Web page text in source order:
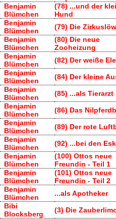
Benjamin
Blümchen
(78) ...und der
Hund
Benjamin
Blümchen
(79) Die
Benjamin
Blümchen
(80) Die neue
Zooheizung
Benjamin
Blümchen
(82) Der weiße
Benjamin
Blümchen
(84) Der kleine
Benjamin
Blümchen
(85) ...als Tierarzt
Benjamin
Blümchen
(86) Das
Benjamin
Blümchen
(89) Der rote
Benjamin
Blümchen
(92) ...bei den
Benjamin
Blümchen
(100) Ottos neue
Freundin - Teil 1
Benjamin
Blümchen
(101) Ottos neue
Freundin - Teil 2
Benjamin
Blümchen
...als Apotheker
Bibi
Blocksberg
(3) Die